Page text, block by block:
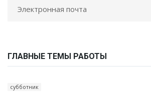
ГЛАВНЫЕ ТЕМЫ РАБОТЫ
субботник